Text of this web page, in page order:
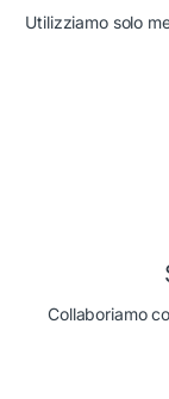
Utilizziamo solo
Collaboriamo